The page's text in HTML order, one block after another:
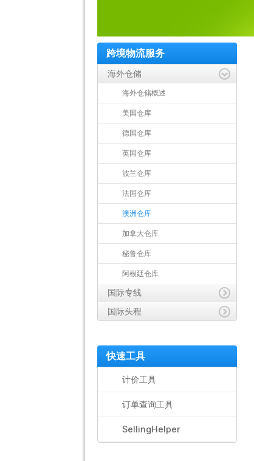
跨境物流服务
海外仓储
海外仓储概述
美国仓库
德国仓库
英国仓库
波兰仓库
法国仓库
澳洲仓库
加拿大仓库
秘鲁仓库
阿根廷仓库
国际专线
国际头程
快速工具
计价工具
订单查询工具
SellingHelper